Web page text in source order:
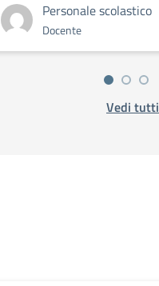
Personale scolastico
Docente
Vedi tutti